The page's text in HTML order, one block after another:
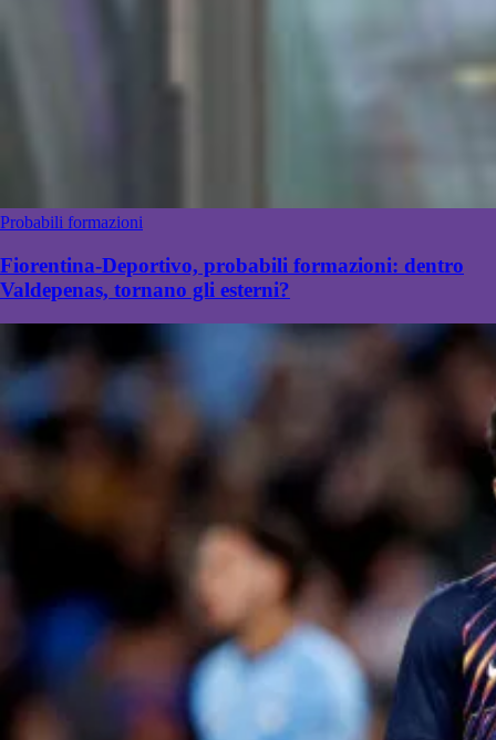
Probabili formazioni
Fiorentina-Deportivo, probabili formazioni: dentro
Valdepenas, tornano gli esterni?